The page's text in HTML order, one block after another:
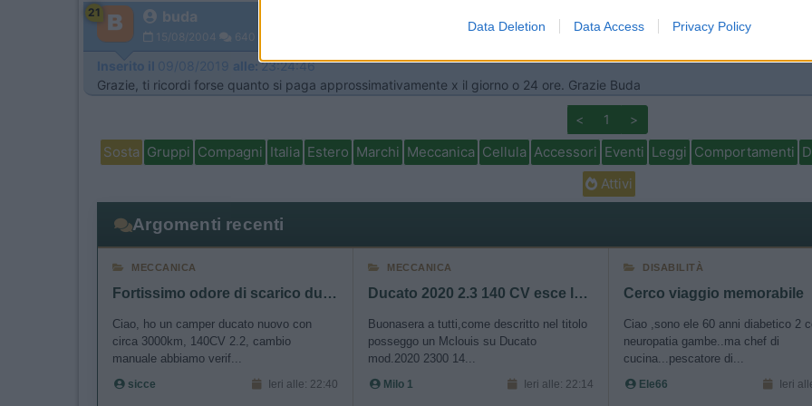
I want to allow Google to enable storage related to security, including
authentication functionality and fraud prevention, and other user protection.
Data Deletion Data Access Privacy Policy
21 buda
15/08/2004 640
Inserito il 09/08/2019 alle:23:24:46
Grazie, ti ricordi forse quanto si paga approssimativamente x il giorno o 24 ore. Grazie Buda
< 1 >
Sosta Gruppi Compagni Italia Estero Marchi Meccanica Cellula Accessori Eventi Leggi Comportamenti
Attivi
Argomenti recenti
MECCANICA
Fortissimo odore di scarico durante rigeneraz FAP
Ciao, ho un camper ducato nuovo con
circa 3000km, 140CV 2.2, cambio
manuale abbiamo verif...
sicce Ieri alle: 22:40
MECCANICA
Ducato 2020 2.3 140 CV esce la prima marcia
Buonasera a tutti,come descritto nel titolo
posseggo un Mclouis su Ducato
mod.2020 2300 14...
Milo 1 Ieri alle: 22:14
DISABILITÀ
Cerco viaggio memorabile
Ciao ,sono ele 60 anni diabetico 2
neuropatia gambe..ma chef di
cucina...pescatore di...
Ele66 Ieri